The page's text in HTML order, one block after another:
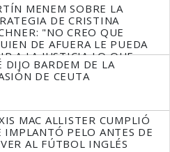
MENEM SOBRE LA
DE CRISTINA
"NO CREO QUE
DE AFUERA LE PUEDA
A LA JUSTICIA LO QUE
QUE HACER"
DIJO BARDEM DE LA
DE CEUTA
MAC ALLISTER CUMPLIÓ
IMPLANTÓ PELO ANTES DE
AL FÚTBOL INGLÉS